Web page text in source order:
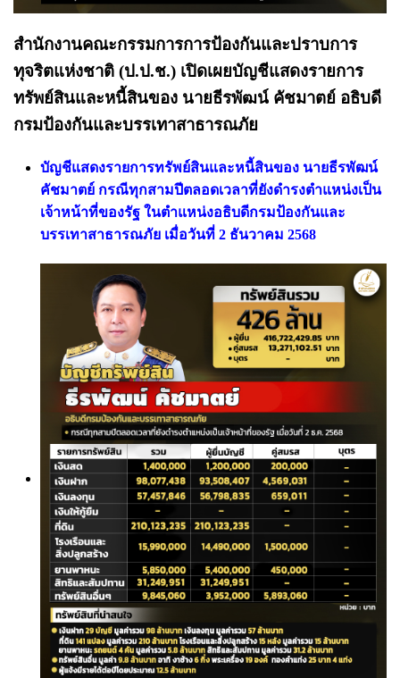
สำนักงานคณะกรรมการการป้องกันและปราบการ
ทุจริตแห่งชาติ (ป.ป.ช.) เปิดเผยบัญชีแสดงรายการ
ทรัพย์สินและหนี้สินของ นายธีรพัฒน์ คัชมาตย์ อธิบดี
กรมป้องกันและบรรเทาสาธารณภัย
บัญชีแสดงรายการทรัพย์สินและหนี้สินของ นายธีรพัฒน์
คัชมาตย์ กรณีทุกสามปีตลอดเวลาที่ยังดำรงตำแหน่งเป็น
เจ้าหน้าที่ของรัฐ ในตำแหน่งอธิบดีกรมป้องกันและ
บรรเทาสาธารณภัย เมื่อวันที่ 2 ธันวาคม 2568